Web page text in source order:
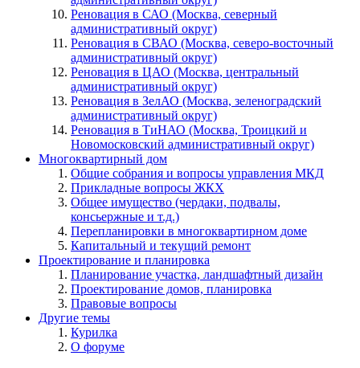
Реновация в САО (Москва, северный
административный округ)
Реновация в СВАО (Москва, северо-восточный
административный округ)
Реновация в ЦАО (Москва, центральный
административный округ)
Реновация в ЗелАО (Москва, зеленоградский
административный округ)
Реновация в ТиНАО (Москва, Троицкий и
Новомосковский административный округ)
Многоквартирный дом
Общие собрания и вопросы управления МКД
Прикладные вопросы ЖКХ
Общее имущество (чердаки, подвалы,
консьержные и т.д.)
Перепланировки в многоквартирном доме
Капитальный и текущий ремонт
Проектирование и планировка
Планирование участка, ландшафтный дизайн
Проектирование домов, планировка
Правовые вопросы
Другие темы
Курилка
О форуме